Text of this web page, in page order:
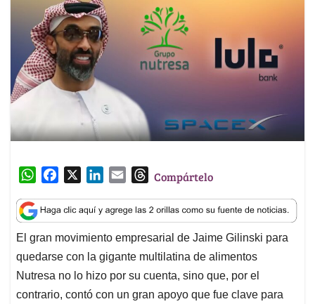
W
a
t
s
A
p
p
c
e
b
o
o
k
n
k
e
d
I
n
a
i
l
T
r
e
a
d
s
Compártelo
El gran movimiento empresarial de Jaime Gilinski para
quedarse con la gigante multilatina de alimentos
Nutresa no lo hizo por su cuenta, sino que, por el
contrario, contó con un gran apoyo que fue clave para